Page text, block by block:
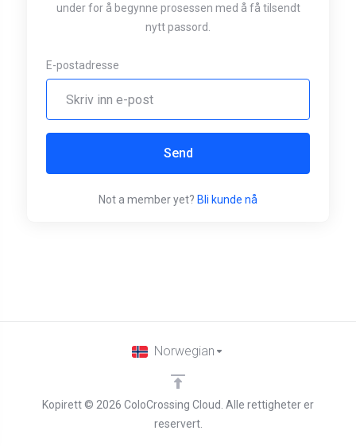
under for å begynne prosessen med å få tilsendt
nytt passord.
E-postadresse
Send
Not a member yet? Bli kunde nå
Kopirett © 2026 ColoCrossing Cloud. Alle rettigheter er
reservert.
Norwegian